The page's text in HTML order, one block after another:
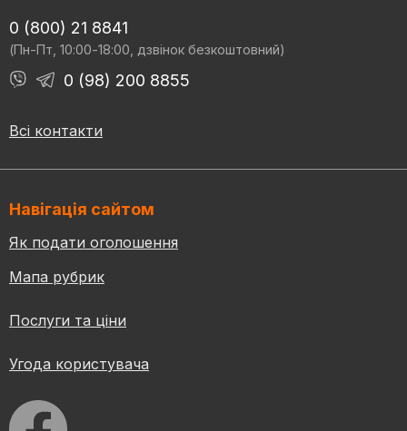
0 (800) 21 8841
(Пн-Пт, 10:00-18:00, дзвінок безкоштовний)
0 (98) 200 8855
Всі контакти
Навігація сайтом
Як подати оголошення
Мапа рубрик
Послуги та ціни
Угода користувача